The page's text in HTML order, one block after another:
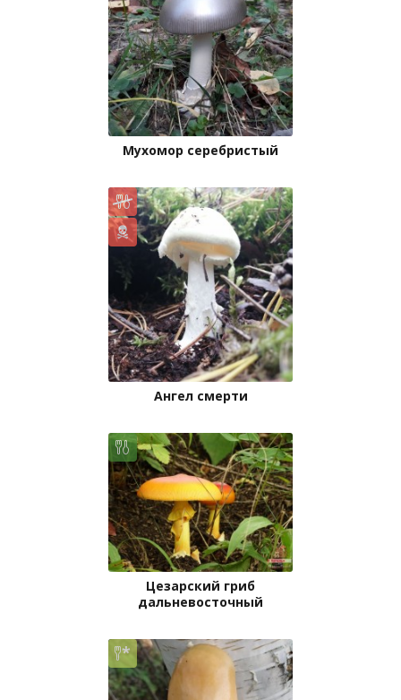
Мухомор серебристый
Ангел смерти
Цезарский гриб
дальневосточный